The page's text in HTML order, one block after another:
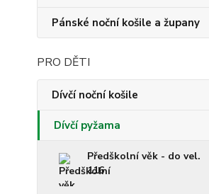
Pánské noční košile a župany
PRO DĚTI
Dívčí noční košile
Dívčí pyžama
Předškolní věk - do vel.
116